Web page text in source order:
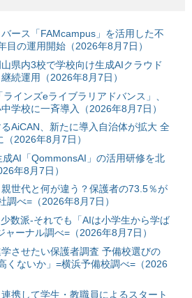
ース「FAMcampus」を活用した不
目の運用開始（2026年8月7日）
県内3校で学校向け生成AIクラウド
続運用（2026年8月7日）
インズeライブラリアドバンス」、
学校に一斉導入（2026年8月7日）
AiCAN、新たに導入自治体が拡大 全
2026年8月7日）
AI「QommonsAI」の活用研修を北
年8月7日）
世代と何が違う？保護者の73.5％が
調べ=（2026年8月7日）
数派-それでも「AIは小学生から学ば
ーナル調べ=（2026年8月7日）
させたい保護者調査 予備校選びの
くないか」=横浜予備校調べ=（2026
携して学生・教職員によるスタート